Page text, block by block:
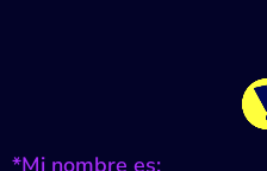
*Mi nombre es: